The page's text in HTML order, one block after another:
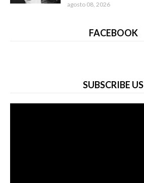
agosto 08, 2026
FACEBOOK
SUBSCRIBE US